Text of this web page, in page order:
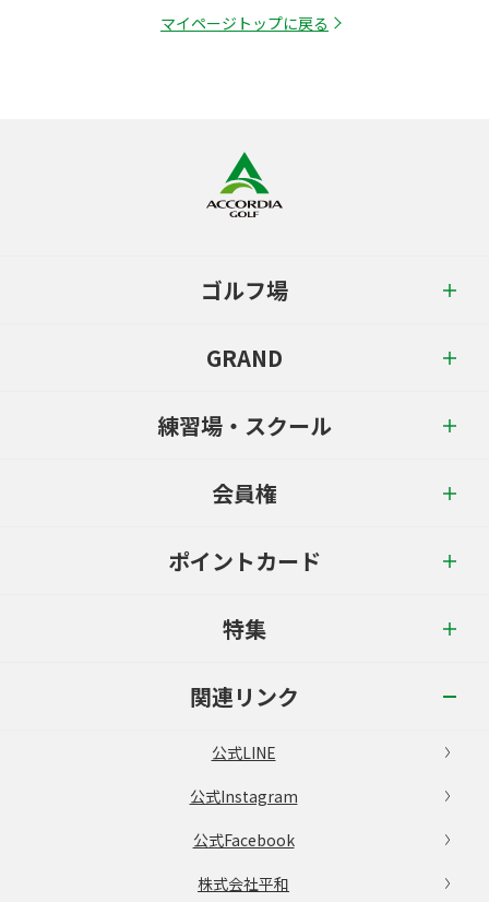
マイページトップに戻る
ゴルフ場
GRAND
練習場・スクール
会員権
ポイントカード
特集
関連リンク
公式LINE
公式Instagram
公式Facebook
株式会社平和